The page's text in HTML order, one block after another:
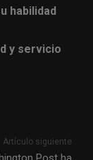
habilidad
y servicio
Artículo siguiente